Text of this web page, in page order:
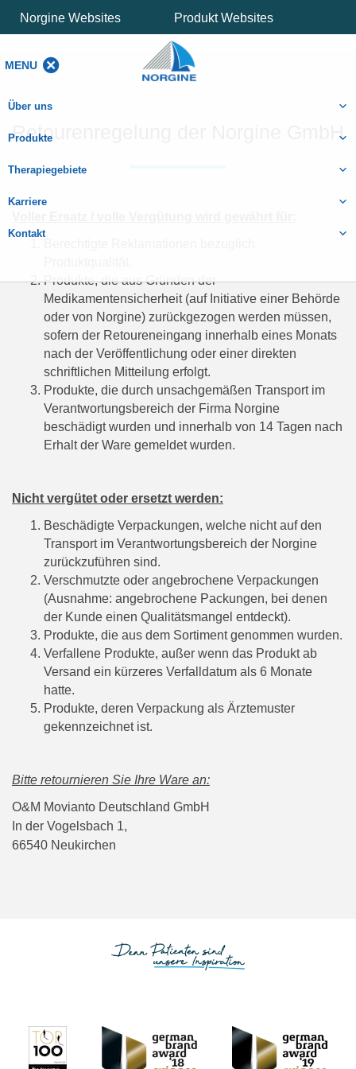
Norgine Websites Produkt Websites
MENU
Über uns
Produkte
Therapiegebiete
Karriere
Kontakt
Retourenregelung der Norgine GmbH
Produkte, die aus Gründen der
Medikamentensicherheit (auf Initiative einer Behörde
oder von Norgine) zurückgezogen werden müssen,
sofern der Retoureneingang innerhalb eines Monats
nach der Veröffentlichung oder einer direkten
schriftlichen Mitteilung erfolgt.
Produkte, die durch unsachgemäßen Transport im
Verantwortungsbereich der Firma Norgine
beschädigt wurden und innerhalb von 14 Tagen nach
Erhalt der Ware gemeldet wurden.
Nicht vergütet oder ersetzt werden:
Beschädigte Verpackungen, welche nicht auf den
Transport im Verantwortungsbereich der Norgine
zurückzuführen sind.
Verschmutzte oder angebrochene Verpackungen
(Ausnahme: angebrochene Packungen, bei denen
der Kunde einen Qualitätsmangel entdeckt).
Produkte, die aus dem Sortiment genommen wurden.
Verfallene Produkte, außer wenn das Produkt ab
Versand ein kürzeres Verfalldatum als 6 Monate
hatte.
Produkte, deren Verpackung als Ärztemuster
gekennzeichnet ist.
Bitte retournieren Sie Ihre Ware an:
O&M Movianto Deutschland GmbH
In der Vogelsbach 1,
66540 Neukirchen